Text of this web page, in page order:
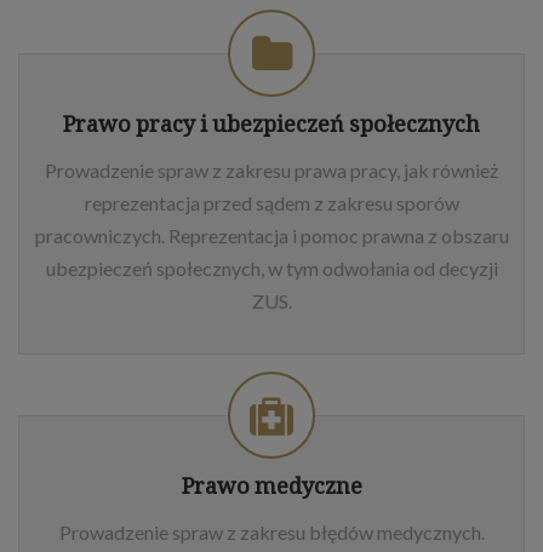
Prawo pracy i ubezpieczeń społecznych
Prowadzenie spraw z zakresu prawa pracy, jak również
reprezentacja przed sądem z zakresu sporów
pracowniczych. Reprezentacja i pomoc prawna z obszaru
ubezpieczeń społecznych, w tym odwołania od decyzji
ZUS.
Prawo medyczne
Prowadzenie spraw z zakresu błędów medycznych.